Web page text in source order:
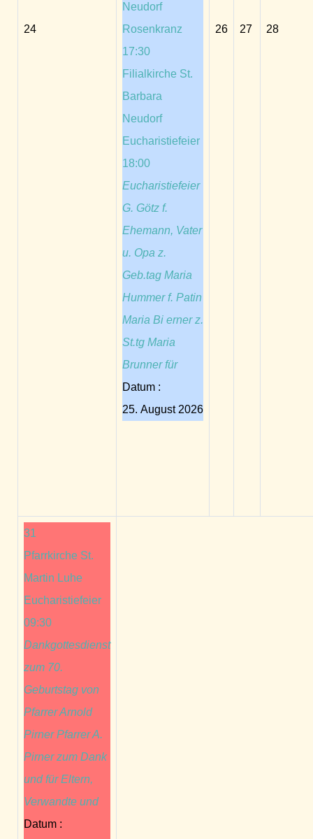
24
Neudorf
Rosenkranz
17:30
Filialkirche St.
Barbara
Neudorf
Eucharistiefeier
18:00
Eucharistiefeier
G. Götz f.
Ehemann, Vater
u. Opa z.
Geb.tag Maria
Hummer f. Patin
Maria Bi erner z.
St.tg Maria
Brunner für
Datum :
25. August 2026
26 27 28
31
Pfarrkirche St.
Martin Luhe
Eucharistiefeier
09:30
Dankgottesdienst
zum 70.
Geburtstag von
Pfarrer Arnold
Pirner Pfarrer A.
Pirner zum Dank
und für Eltern,
Verwandte und
Datum :